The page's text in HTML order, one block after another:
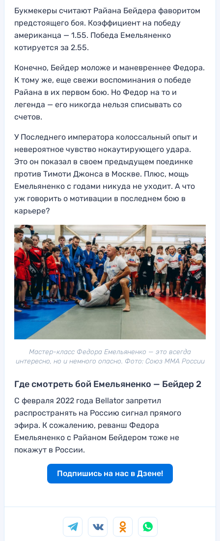
Букмекеры считают Райана Бейдера фаворитом
предстоящего боя. Коэффициент на победу
американца — 1.55. Победа Емельяненко
котируется за 2.55.
Конечно, Бейдер моложе и маневреннее Федора.
К тому же, еще свежи воспоминания о победе
Райана в их первом бою. Но Федор на то и
легенда — его никогда нельзя списывать со
счетов.
У Последнего императора колоссальный опыт и
невероятное чувство нокаутирующего удара.
Это он показал в своем предыдущем поединке
против Тимоти Джонса в Москве. Плюс, мощь
Емельяненко с годами никуда не уходит. А что
уж говорить о мотивации в последнем бою в
карьере?
Мастер-класс Федора Емельяненко — это всегда
интересно, но и немного опасно. Фото: Союз ММА России
Где смотреть бой Емельяненко — Бейдер 2
С февраля 2022 года Bellator запретил
распространять на Россию сигнал прямого
эфира. К сожалению, реванш Федора
Емельяненко с Райаном Бейдером тоже не
покажут в России.
Подпишись на нас в Дзене!